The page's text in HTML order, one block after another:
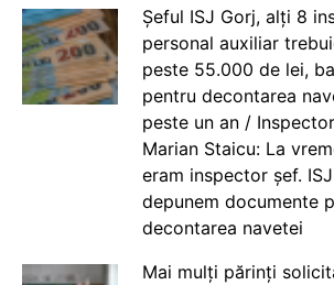
Șeful ISJ Gorj, alți 8
personal auxiliar
peste 55.000 de lei,
pentru decontarea
peste un an /
Marian Staicu: La
eram inspector șef.
depunem documente
decontarea navetei
Mai mulți părinți